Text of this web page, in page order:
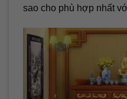
sao cho phù hợp nhất